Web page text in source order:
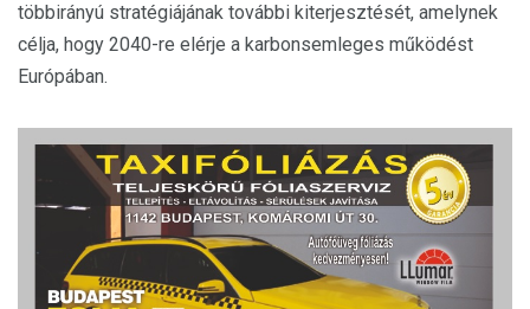
többirányú stratégiájának további kiterjesztését, amelynek
célja, hogy 2040-re elérje a karbonsemleges működést
Európában.